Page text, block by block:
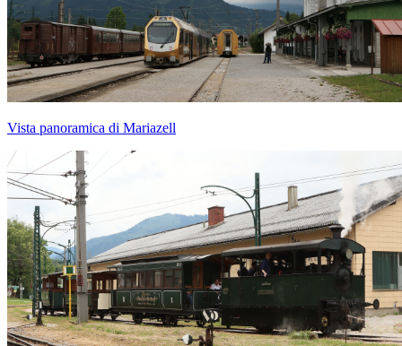
Vista panoramica di Mariazell